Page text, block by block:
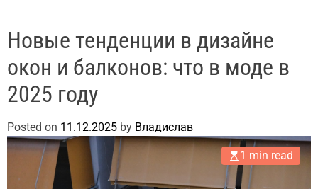
Новые тенденции в дизайне
окон и балконов: что в моде в
2025 году
Posted on 11.12.2025 by Владислав
1 min read